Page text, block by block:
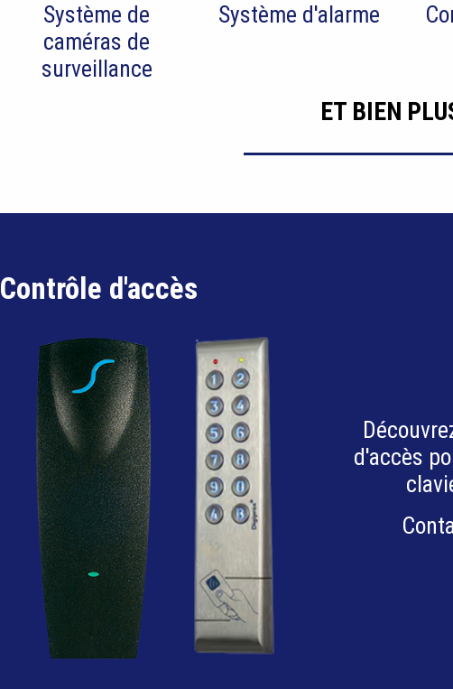
Système de
caméras de
surveillance
Système d'alarme
ET BIEN
Contrôle d'accès
d'accès